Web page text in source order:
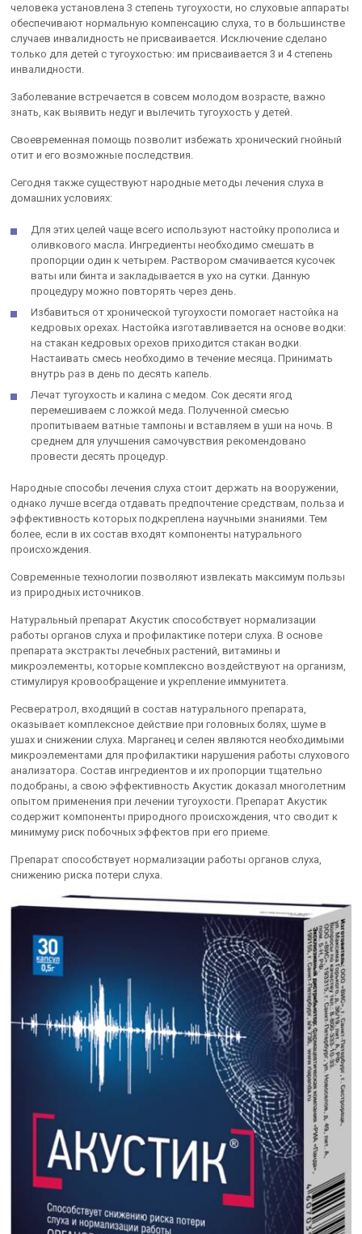
человека установлена 3 степень тугоухости, но слуховые аппараты
обеспечивают нормальную компенсацию слуха, то в большинстве
случаев инвалидность не присваивается. Исключение сделано
только для детей с тугоухостью: им присваивается 3 и 4 степень
инвалидности.
Заболевание встречается в совсем молодом возрасте, важно
знать, как выявить недуг и вылечить тугоухость у детей.
Своевременная помощь позволит избежать хронический гнойный
отит и его возможные последствия.
Сегодня также существуют народные методы лечения слуха в
домашних условиях:
Для этих целей чаще всего используют настойку прополиса и
оливкового масла. Ингредиенты необходимо смешать в
пропорции один к четырем. Раствором смачивается кусочек
ваты или бинта и закладывается в ухо на сутки. Данную
процедуру можно повторять через день.
Избавиться от хронической тугоухости помогает настойка на
кедровых орехах. Настойка изготавливается на основе водки:
на стакан кедровых орехов приходится стакан водки.
Настаивать смесь необходимо в течение месяца. Принимать
внутрь раз в день по десять капель.
Лечат тугоухость и калина с медом. Сок десяти ягод
перемешиваем с ложкой меда. Полученной смесью
пропитываем ватные тампоны и вставляем в уши на ночь. В
среднем для улучшения самочувствия рекомендовано
провести десять процедур.
Народные способы лечения слуха стоит держать на вооружении,
однако лучше всегда отдавать предпочтение средствам, польза и
эффективность которых подкреплена научными знаниями. Тем
более, если в их состав входят компоненты натурального
происхождения.
Современные технологии позволяют извлекать максимум пользы
из природных источников.
Натуральный препарат Акустик способствует нормализации
работы органов слуха и профилактике потери слуха. В основе
препарата экстракты лечебных растений, витамины и
микроэлементы, которые комплексно воздействуют на организм,
стимулируя кровообращение и укрепление иммунитета.
Ресвератрол, входящий в состав натурального препарата,
оказывает комплексное действие при головных болях, шуме в
ушах и снижении слуха. Марганец и селен являются необходимыми
микроэлементами для профилактики нарушения работы слухового
анализатора. Состав ингредиентов и их пропорции тщательно
подобраны, а свою эффективность Акустик доказал многолетним
опытом применения при лечении тугоухости. Препарат Акустик
содержит компоненты природного происхождения, что сводит к
минимуму риск побочных эффектов при его приеме.
Препарат способствует нормализации работы органов слуха,
снижению риска потери слуха.